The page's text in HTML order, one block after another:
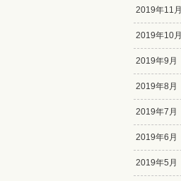
2019年11月
2019年10月
2019年9月
2019年8月
2019年7月
2019年6月
2019年5月